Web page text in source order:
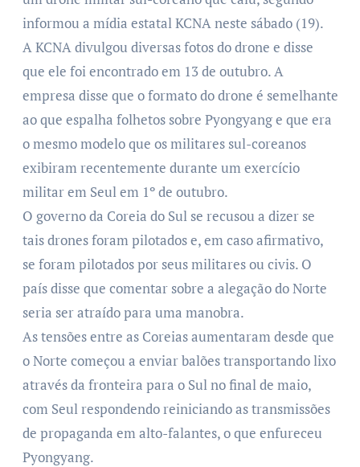
informou a mídia estatal KCNA neste sábado (19).
A KCNA divulgou diversas fotos do drone e disse
que ele foi encontrado em 13 de outubro. A
empresa disse que o formato do drone é semelhante
ao que espalha folhetos sobre Pyongyang e que era
o mesmo modelo que os militares sul-coreanos
exibiram recentemente durante um exercício
militar em Seul em 1º de outubro.
O governo da Coreia do Sul se recusou a dizer se
tais drones foram pilotados e, em caso afirmativo,
se foram pilotados por seus militares ou civis. O
país disse que comentar sobre a alegação do Norte
seria ser atraído para uma manobra.
As tensões entre as Coreias aumentaram desde que
o Norte começou a enviar balões transportando lixo
através da fronteira para o Sul no final de maio,
com Seul respondendo reiniciando as transmissões
de propaganda em alto-falantes, o que enfureceu
Pyongyang.